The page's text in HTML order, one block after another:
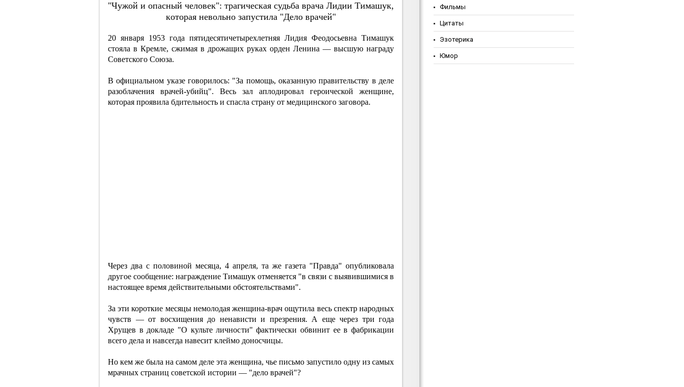
"Чужoй и oпacный чeлoвeк": тpaгичecкaя cудьбa вpaчa Лидии Тимaшук,
кoтopaя нeвoльнo зaпуcтилa "Дeлo вpaчeй"
20 января 1953 года пятидесятичетырехлетняя Лидия Феодосьевна Тимашук
стояла в Кремле, сжимая в дрожащих руках орден Ленина — высшую награду
Советского Союза.
В официальном указе говорилось: "За помощь, оказанную правительству в деле
разоблачения врачей-убийц". Весь зал аплодировал героической женщине,
которая проявила бдительность и спасла страну от медицинского заговора.
Через два с половиной месяца, 4 апреля, та же газета "Правда" опубликовала
другое сообщение: награждение Тимашук отменяется "в связи с выявившимися в
настоящее время действительными обстоятельствами".
За эти короткие месяцы немолодая женщина-врач ощутила весь спектр народных
чувств — от восхищения до ненависти и презрения. А еще через три года
Хрущев в докладе "О культе личности" фактически обвинит ее в фабрикации
всего дела и навсегда навесит клеймо доносчицы.
Но кем же была на самом деле эта женщина, чье письмо запустило одну из самых
мрачных страниц советской истории — "дело врачей"?
Фильмы
Цитаты
Эзотерика
Юмор